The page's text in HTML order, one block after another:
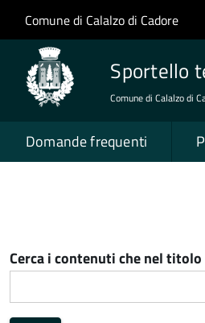
Salta al contenuto
Skip to site navigation
Comune di Calalzo di Cadore
Sportello
Comune di Calalzo di
Domande frequenti
Cerca i contenuti che nel